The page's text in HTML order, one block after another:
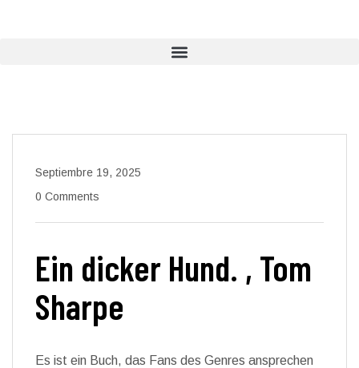
Septiembre 19, 2025
0 Comments
Ein dicker Hund. , Tom
Sharpe
Es ist ein Buch, das Fans des Genres ansprechen